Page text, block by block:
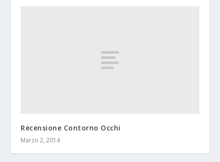
Recensione Contorno Occhi
Marzo 2, 2014